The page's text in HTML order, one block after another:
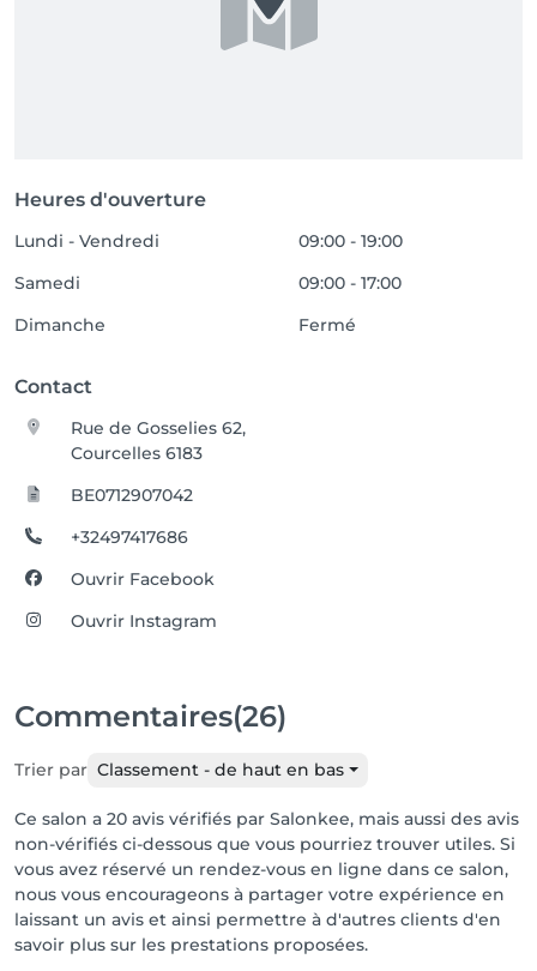
Heures d'ouverture
Lundi - Vendredi
09:00 - 19:00
Samedi
09:00 - 17:00
Dimanche
Fermé
Contact
Rue de Gosselies 62,
Courcelles 6183
BE0712907042
+32497417686
Ouvrir Facebook
Ouvrir Instagram
Commentaires(26)
Trier par Classement - de haut en bas
Ce salon a 20 avis vérifiés par Salonkee, mais aussi des avis
non-vérifiés ci-dessous que vous pourriez trouver utiles. Si
vous avez réservé un rendez-vous en ligne dans ce salon,
nous vous encourageons à partager votre expérience en
laissant un avis et ainsi permettre à d'autres clients d'en
savoir plus sur les prestations proposées.